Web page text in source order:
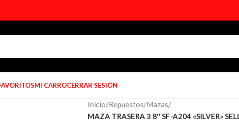
MI CARROCERRAR SESIÓN
Inicio/Repuestos/Mazas/
MAZA TRASERA 3 8″ SF-A204 «SILVER»